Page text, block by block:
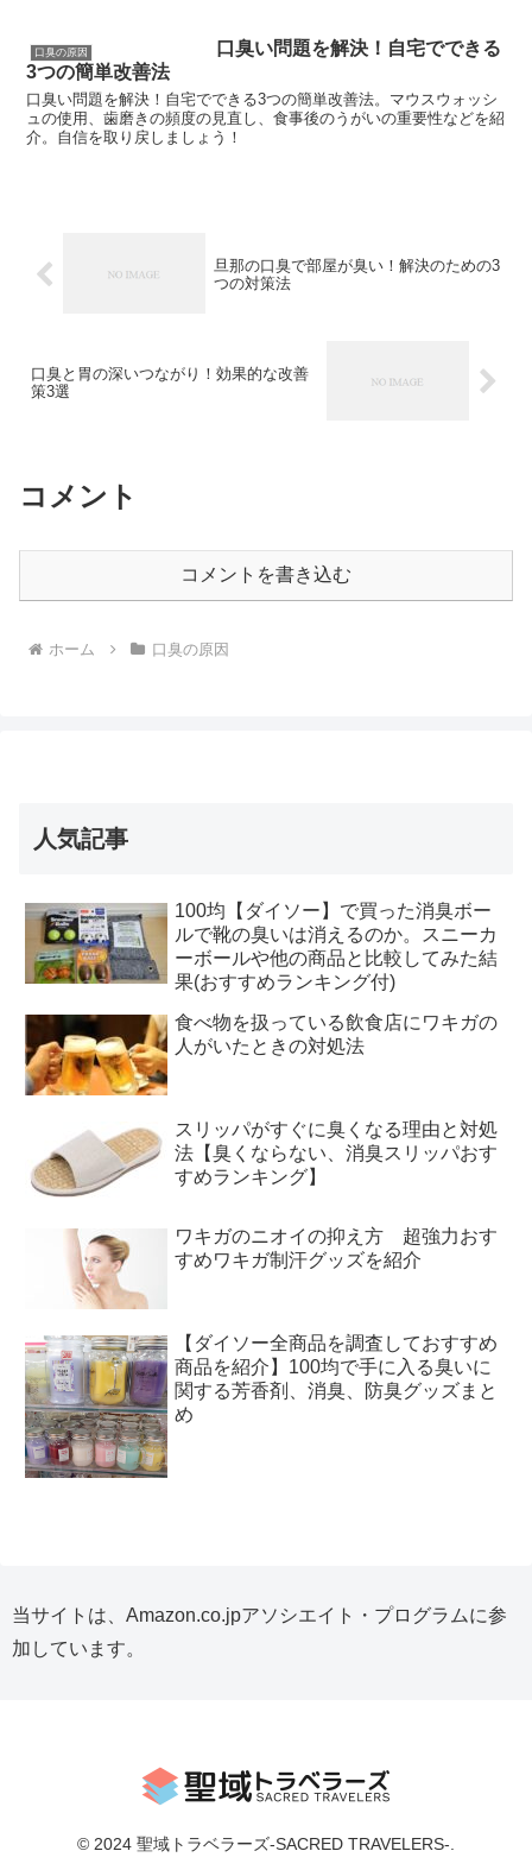
口臭の原因
口臭い問題を解決！自宅でできる
3つの簡単改善法
口臭い問題を解決！自宅でできる3つの簡単改善法。マウスウォッシ
ュの使用、歯磨きの頻度の見直し、食事後のうがいの重要性などを紹
介。自信を取り戻しましょう！
旦那の口臭で部屋が臭い！解決のための3
つの対策法
口臭と胃の深いつながり！効果的な改善
策3選
コメント
コメントを書き込む
ホーム 口臭の原因
人気記事
100均【ダイソー】で買った消臭ボー
ルで靴の臭いは消えるのか。スニーカ
ーボールや他の商品と比較してみた結
果(おすすめランキング付)
食べ物を扱っている飲食店にワキガの
人がいたときの対処法
スリッパがすぐに臭くなる理由と対処
法【臭くならない、消臭スリッパおす
すめランキング】
ワキガのニオイの抑え方 超強力おす
すめワキガ制汗グッズを紹介
【ダイソー全商品を調査しておすすめ
商品を紹介】100均で手に入る臭いに
関する芳香剤、消臭、防臭グッズまと
め
当サイトは、Amazon.co.jpアソシエイト・プログラムに参
加しています。
© 2024 聖域トラベラーズ-SACRED TRAVELERS-.